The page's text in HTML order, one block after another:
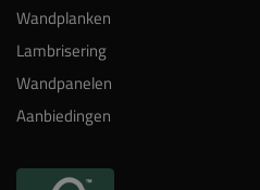
Wandplanken
Lambrisering
Wandpanelen
Aanbiedingen